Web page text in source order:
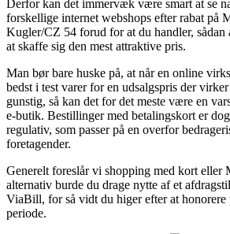
Derfor kan det immervæk være smart at se
forskellige internet webshops efter rabat på
Kugler/CZ 54 forud for at du handler,
at skaffe sig den mest attraktive pris.
Man bør bare huske på, at når en online
bedst i test varer for en udsalgspris der
gunstig, så kan det for det meste være en
e-butik. Bestillinger med betalingskort er
regulativ, som passer på en overfor
foretagender.
Generelt foreslår vi shopping med kort eller
alternativ burde du drage nytte af et
ViaBill, for så vidt du higer efter at honorere
periode.